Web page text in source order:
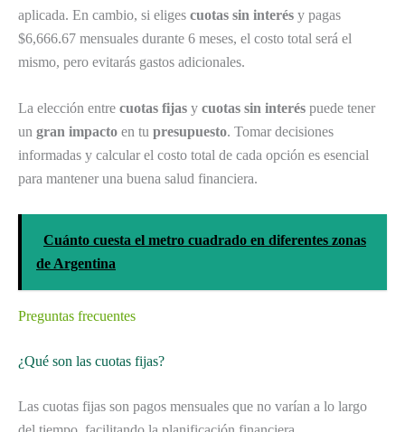
aplicada. En cambio, si eliges cuotas sin interés y pagas
$6,666.67 mensuales durante 6 meses, el costo total será el
mismo, pero evitarás gastos adicionales.
La elección entre cuotas fijas y cuotas sin interés puede tener
un gran impacto en tu presupuesto. Tomar decisiones
informadas y calcular el costo total de cada opción es esencial
para mantener una buena salud financiera.
Cuánto cuesta el metro cuadrado en diferentes zonas
de Argentina
Preguntas frecuentes
¿Qué son las cuotas fijas?
Las cuotas fijas son pagos mensuales que no varían a lo largo